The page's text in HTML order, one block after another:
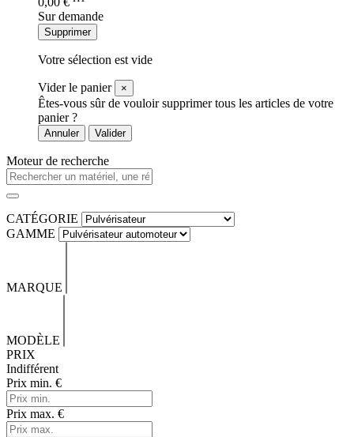
Sur demande
Supprimer
Votre sélection est vide
Vider le panier ×
Êtes-vous sûr de vouloir supprimer tous les articles de votre
panier ?
Annuler Valider
Moteur de recherche
CATÉGORIE
GAMME
MARQUE
MODÈLE
PRIX
Indifférent
Prix min. €
Prix max. €